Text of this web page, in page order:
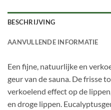
BESCHRIJVING
AANVULLENDE INFORMATIE
Een fijne, natuurlijke en
geur van de sauna. De frisse
verkoelend effect op de
en droge lippen.